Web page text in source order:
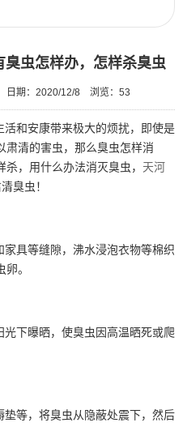
虫怎样办，怎样杀臭虫
日期：2020/12/8 浏览： 53
和安康带来极大的烦扰，即使是
肃清的害虫，那么臭虫怎样消
，用什么办法消灭臭虫， 天河
臭虫！
具等缝隙，沸水浸泡衣物等棉织
。
下曝晒，使臭虫因高温晒死或爬
等，将臭虫从隐蔽处震下，然后